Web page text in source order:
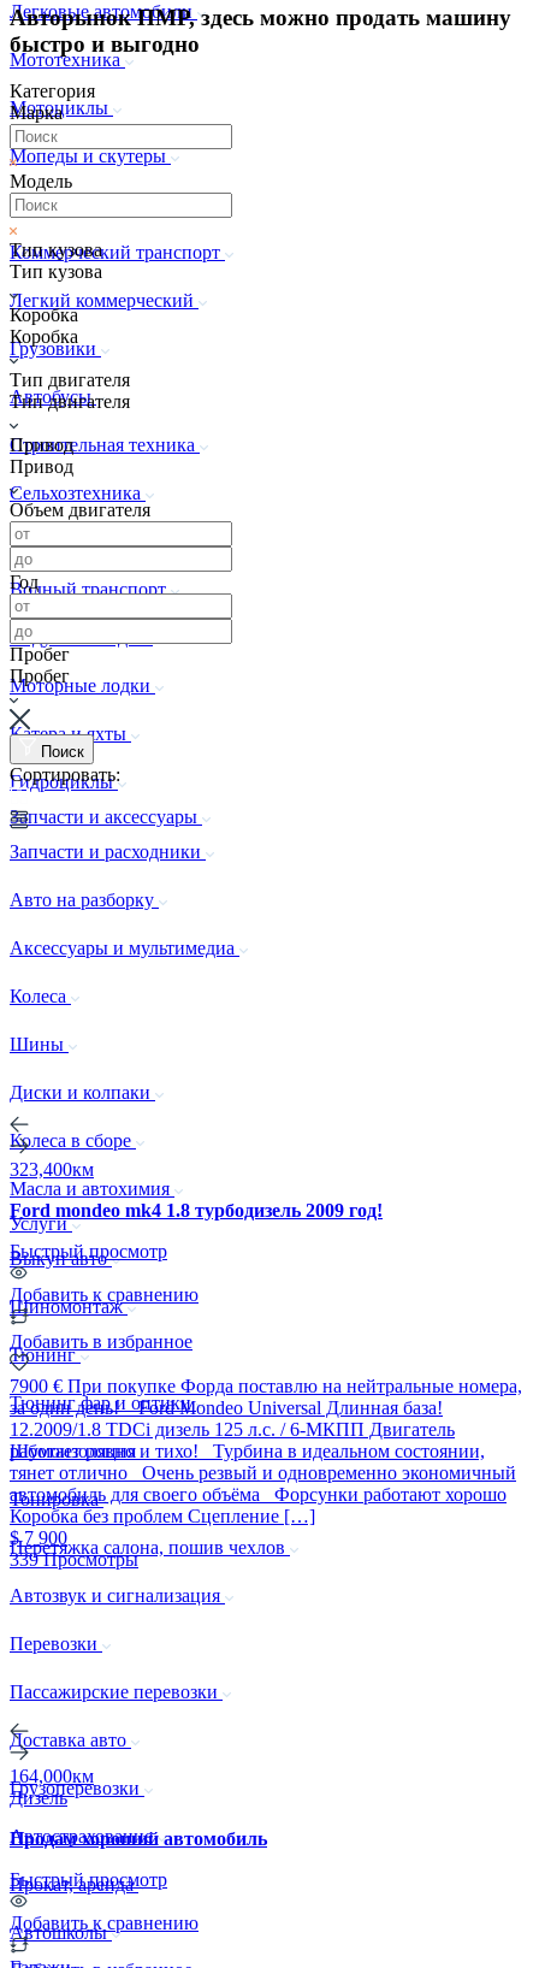
Легковые автомобили
Мототехника
Мотоциклы
Мопеды и скутеры
Квадроциклы
Коммерческий транспорт
Легкий коммерческий
Грузовики
Автобусы
Строительная техника
Сельхозтехника
Спецтехника
Водный транспорт
Надувные лодки
Моторные лодки
Катера и яхты
Гидроциклы
Запчасти и аксессуары
Запчасти и расходники
Авто на разборку
Аксессуары и мультимедиа
Колеса
Шины
Диски и колпаки
Колеса в сборе
Масла и автохимия
Услуги
Выкуп авто
Шиномонтаж
Тюнинг
Тюнинг фар и оптики
Шумоизоляция
Тонировка
Перетяжка салона, пошив чехлов
Автозвук и сигнализация
Перевозки
Пассажирские перевозки
Доставка авто
Грузоперевозки
Автострахование
Прокат, аренда
Автошколы
Авторынок ПМР, здесь можно продать машину
быстро и выгодно
Категория
Марка
Модель
Тип кузова
Тип кузова
Коробка
Коробка
Тип двигателя
Тип двигателя
Привод
Привод
Объем двигателя
Год
Пробег
Пробег
Поиск
Сортировать:
323,400км
Ford mondeo mk4 1.8 турбодизель 2009 год!
Быстрый просмотр
Добавить к сравнению
Добавить в избранное
7900 € При покупке Форда поставлю на нейтральные номера,
за один день! Ford Mondeo Universal Длинная база!
12.2009/1.8 TDCi дизель 125 л.с. / 6-МКПП Двигатель
работает ровно и тихо! Турбина в идеальном состоянии,
тянет отлично Очень резвый и одновременно экономичный
автомобиль для своего объёма Форсунки работают хорошо
Коробка без проблем Сцепление […]
$ 7 900
339 Просмотры
164,000км
Дизель
Продам хороший автомобиль
Быстрый просмотр
Добавить к сравнению